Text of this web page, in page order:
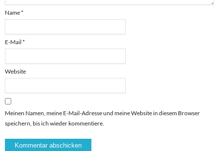
Name*
E-Mail *
Website
Meinen Namen, meine E-Mail-Adresse und meine Website in diesem Browser
speichern, bis ich wieder kommentiere.